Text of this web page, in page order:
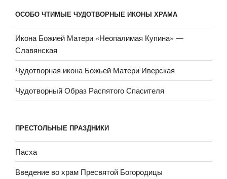
ОСОБО ЧТИМЫЕ ЧУДОТВОРНЫЕ ИКОНЫ ХРАМА
Икона Божией Матери «Неопали­мая Купина» —
Славянская
Чудотворная икона Божьей Матери Иверская
Чудотворный Образ Распятого Спасителя
ПРЕСТОЛЬНЫЕ ПРАЗДНИКИ
Пасха
Введение во храм Пресвятой Богородицы